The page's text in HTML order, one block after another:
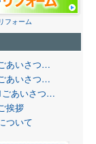
フォーム
あいさつ…
あいさつ…
ごあいさつ…
挨拶
ついて